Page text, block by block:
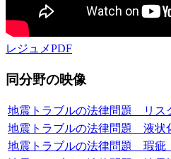
レジュメPDF
同分野の映像
地震トラブルの法律問題 リス
地震トラブルの法律問題 液状
地震トラブルの法律問題 瑕疵